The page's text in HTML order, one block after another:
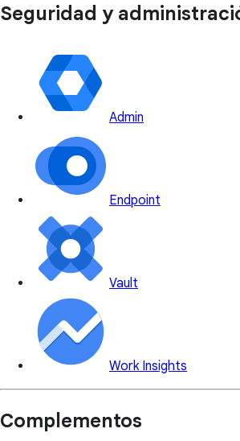
Seguridad y
Admin
Endpoint
Vault
Work Insights
Complementos